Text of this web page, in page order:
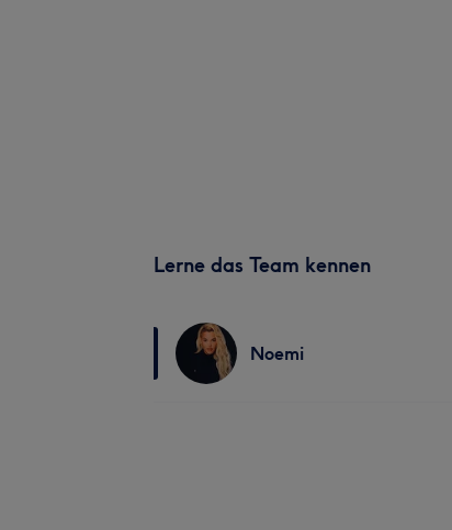
Lerne das Team kennen
Noemi